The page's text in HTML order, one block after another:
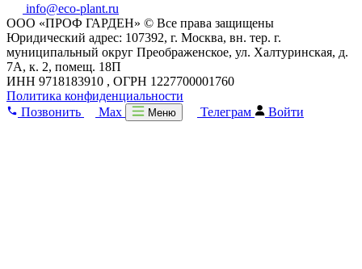
info@eco-plant.ru
ООО «ПРОФ ГАРДЕН» © Все права защищены
Юридический адрес: 107392, г. Москва, вн. тер. г.
муниципальный округ Преображенское, ул. Халтуринская, д.
7А, к. 2, помещ. 18П
ИНН 9718183910 , ОГРН 1227700001760
Политика конфиденциальности
Позвонить
Max Меню Телеграм Войти